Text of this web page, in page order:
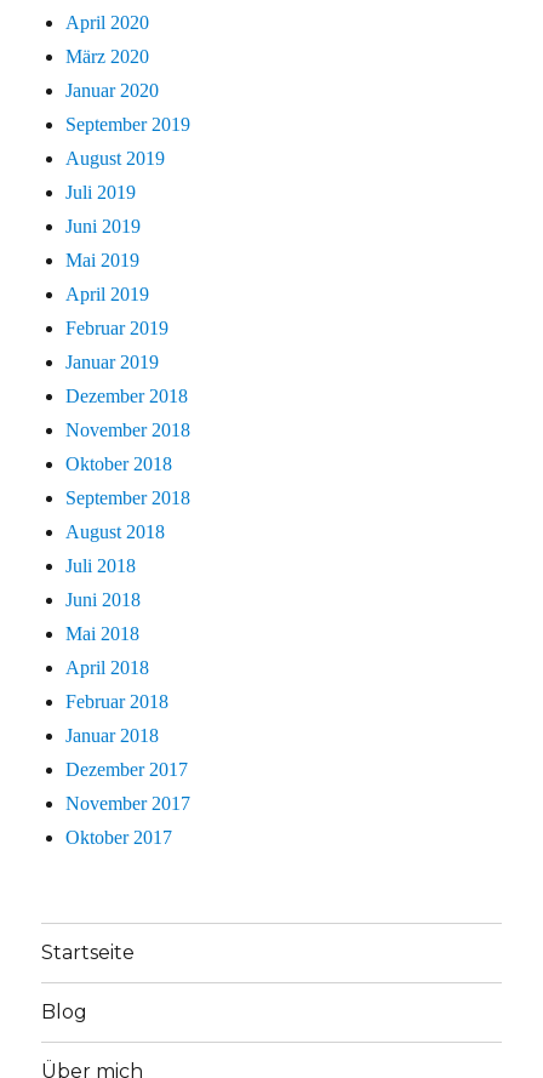
April 2020
März 2020
Januar 2020
September 2019
August 2019
Juli 2019
Juni 2019
Mai 2019
April 2019
Februar 2019
Januar 2019
Dezember 2018
November 2018
Oktober 2018
September 2018
August 2018
Juli 2018
Juni 2018
Mai 2018
April 2018
Februar 2018
Januar 2018
Dezember 2017
November 2017
Oktober 2017
Startseite
Blog
Über mich